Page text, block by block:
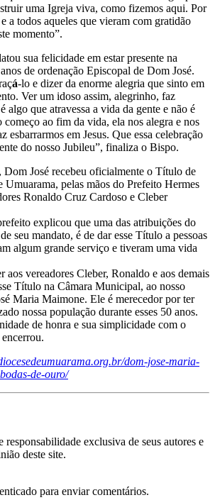
uma Igreja viva, como fizemos aqui. Por
a todos aqueles que vieram com gratidão
momento”.
sua felicidade em estar presente na
de ordenação Episcopal de Dom José.
á-lo e dizer da enorme alegria que sinto em
Ver um idoso assim, alegrinho, faz
algo que atravessa a vida da gente e não é
ao fim da vida, ela nos alegra e nos
esbarrarmos em Jesus. Que essa celebração
do nosso Jubileu”, finaliza o Bispo.
José recebeu oficialmente o Título de
pelas mãos do Prefeito Hermes
Ronaldo Cruz Cardoso e Cleber
explicou que uma das atribuições do
seu mandato, é de dar esse Título a pessoas
algum grande serviço e tiveram uma vida
aos vereadores Cleber, Ronaldo e aos demais
Título na Câmara Municipal, ao nosso
Maria Maimone. Ele é merecedor por ter
nossa população durante esses 50 anos.
de honra e sua simplicidade com o
dom-jose-maria-
de-ouro/
responsabilidade exclusiva de seus autores e
deste site.
para enviar comentários.